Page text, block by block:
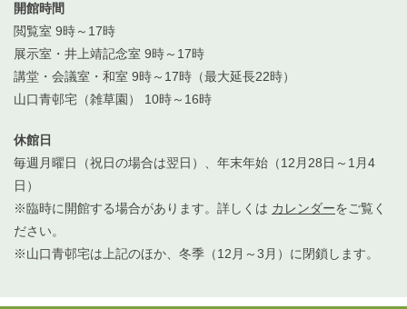
開館時間
閲覧室 9時～17時
展示室・井上靖記念室 9時～17時
講堂・会議室・和室 9時～17時（最大延長22時）
山口青邨宅（雑草園） 10時～16時
休館日
毎週月曜日（祝日の場合は翌日）、年末年始（12月28日～1月4
日）
※臨時に開館する場合があります。詳しくは カレンダーをご覧く
ださい。
※山口青邨宅は上記のほか、冬季（12月～3月）に閉鎖します。